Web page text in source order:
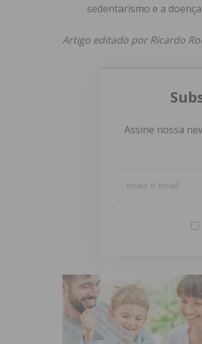
sedentarismo e a
Artigo editado por Ricardo
Assine nossa